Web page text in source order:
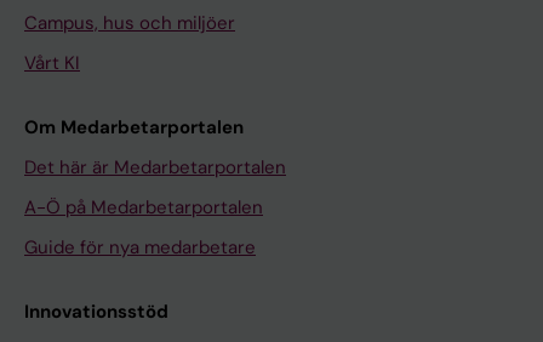
Campus, hus och miljöer
Vårt KI
Om Medarbetarportalen
Det här är Medarbetarportalen
A-Ö på Medarbetarportalen
Guide för nya medarbetare
Innovationsstöd